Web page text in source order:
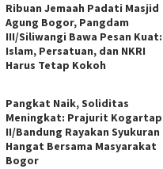
Ribuan Jemaah Padati Masjid
Agung Bogor, Pangdam
III/Siliwangi Bawa Pesan Kuat:
Islam, Persatuan, dan NKRI
Harus Tetap Kokoh
Pangkat Naik, Soliditas
Meningkat: Prajurit Kogartap
II/Bandung Rayakan Syukuran
Hangat Bersama Masyarakat
Bogor